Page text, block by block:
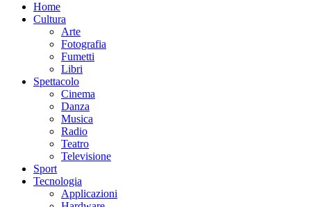
Home
Cultura
Arte
Fotografia
Fumetti
Libri
Spettacolo
Cinema
Danza
Musica
Radio
Teatro
Televisione
Sport
Tecnologia
Applicazioni